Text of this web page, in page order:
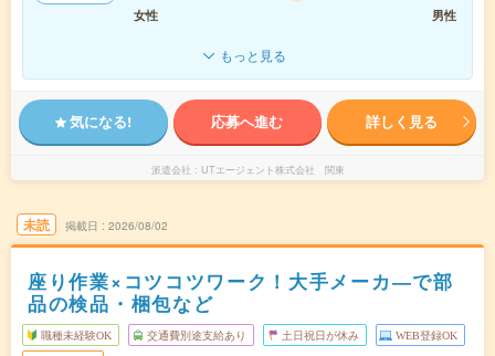
女性
男性
もっと見る
気になる! 応募へ進む 詳しく見る
派遣会社 UTエージェント株式会社 関東
未読 掲載日 2026/08/02
座り作業×コツコツワーク！大手メーカ―で部
品の検品・梱包など
職種未経験OK 交通費別途支給あり 土日祝日が休み WEB登録OK